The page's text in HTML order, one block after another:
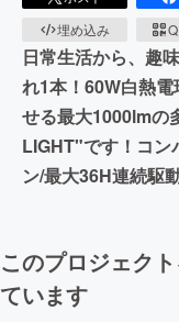
埋め込み
日常生活から、趣
れ1本！60W白熱
せる最大1000lmの
LIGHT"です！コン
ン/最大36H連続駆
このプロジェク
ています